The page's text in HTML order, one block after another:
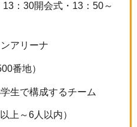
30開会式・13：50～
アリーナ
地）
生で構成するチーム
6人以内）